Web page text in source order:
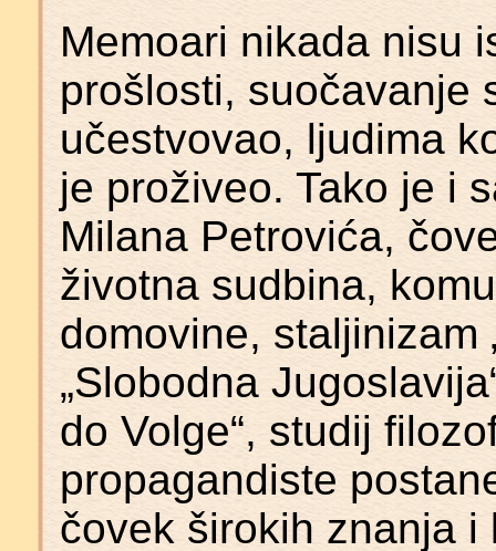
Memoari nikada nisu
prošlosti, suočavanje
učestvovao, ljudima
je proživeo. Tako je i
Milana Petrovića,
životna sudbina,
domovine, staljinizam
„Slobodna
do Volge“, studij
propagandiste
čovek širokih znanja